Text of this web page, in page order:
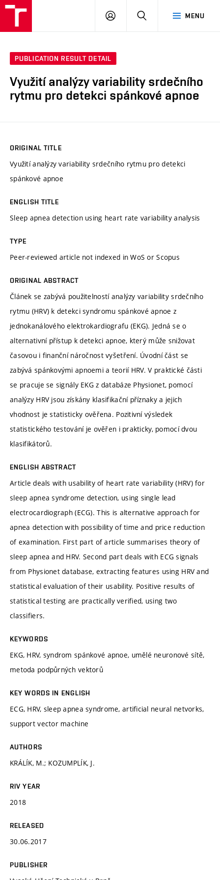
MENU
LOG
SEARCH
PUBLICATION RESULT DETAIL
Využití analýzy variability srdečního
rytmu pro detekci spánkové apnoe
ORIGINAL TITLE
Využití analýzy variability srdečního rytmu pro detekci
spánkové apnoe
ENGLISH TITLE
Sleep apnea detection using heart rate variability analysis
TYPE
Peer-reviewed article not indexed in WoS or Scopus
ORIGINAL ABSTRACT
Článek se zabývá použitelností analýzy variability srdečního
rytmu (HRV) k detekci syndromu spánkové apnoe z
jednokanálového elektrokardiografu (EKG). Jedná se o
alternativní přístup k detekci apnoe, který může snižovat
časovou i finanční náročnost vyšetření. Úvodní část se
zabývá spánkovými apnoemi a teorií HRV. V praktické části
se pracuje se signály EKG z databáze Physionet, pomocí
analýzy HRV jsou získány klasifikační příznaky a jejich
vhodnost je statisticky ověřena. Pozitivní výsledek
statistického testování je ověřen i prakticky, pomocí dvou
klasifikátorů.
ENGLISH ABSTRACT
Article deals with usability of heart rate variability (HRV) for
sleep apnea syndrome detection, using single lead
electrocardiograph (ECG). This is alternative approach for
apnea detection with possibility of time and price reduction
of examination. First part of article summarises theory of
sleep apnea and HRV. Second part deals with ECG signals
from Physionet database, extracting features using HRV and
statistical evaluation of their usability. Positive results of
statistical testing are practically verified, using two
classifiers.
KEYWORDS
EKG, HRV, syndrom spánkové apnoe, umělé neuronové sítě,
metoda podpůrných vektorů
KEY WORDS IN ENGLISH
ECG, HRV, sleep apnea syndrome, artificial neural netvorks,
support vector machine
AUTHORS
KRÁLÍK, M.; KOZUMPLÍK, J.
RIV YEAR
2018
RELEASED
30.06.2017
PUBLISHER